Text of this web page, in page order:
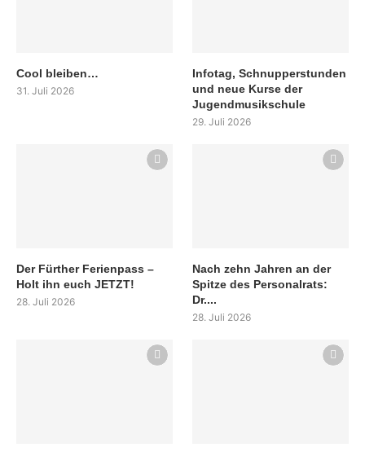
Cool bleiben…
31. Juli 2026
Infotag, Schnupperstunden
und neue Kurse der
Jugendmusikschule
29. Juli 2026
Der Fürther Ferienpass –
Holt ihn euch JETZT!
28. Juli 2026
Nach zehn Jahren an der
Spitze des Personalrats:
Dr....
28. Juli 2026